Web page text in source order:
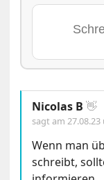
Nicolas B 👋
sagt am
Wenn man
schreibt,